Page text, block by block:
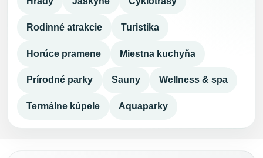
Rodinné atrakcie Turistika
Horúce pramene Miestna kuchyňa
Prírodné parky Sauny Wellness & spa
Termálne kúpele Aquaparky